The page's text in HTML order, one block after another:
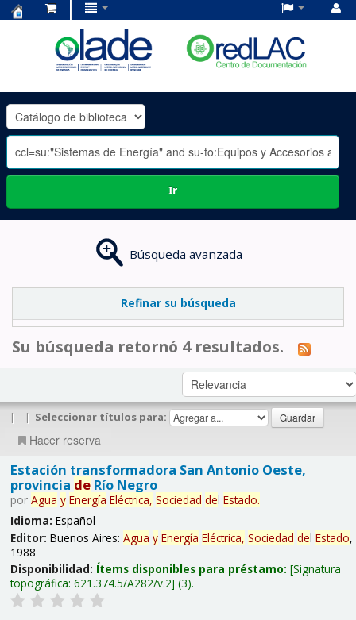
OLADE
-
Ir
Búsqueda avanzada
Refinar su búsqueda
Su búsqueda retornó 4 resultados.
| | Seleccionar títulos para:
Hacer reserva
Estación transformadora San Antonio Oeste,
provincia deRío Negro
por Agua y Energía Eléctrica, Sociedad del Estado.
Idioma: Español
Editor: Buenos Aires: Agua y Energía Eléctrica, Sociedad del Estado,
1988
Disponibilidad: Ítems disponibles para préstamo: Signatura
topográfica: 621.374.5/A282/v.2 (3).